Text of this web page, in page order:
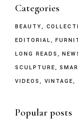
Categories
BEAUTY
EDITORIAL
LONG READS
SCULPTURE
VIDEOS
VINTAGE
Popular posts